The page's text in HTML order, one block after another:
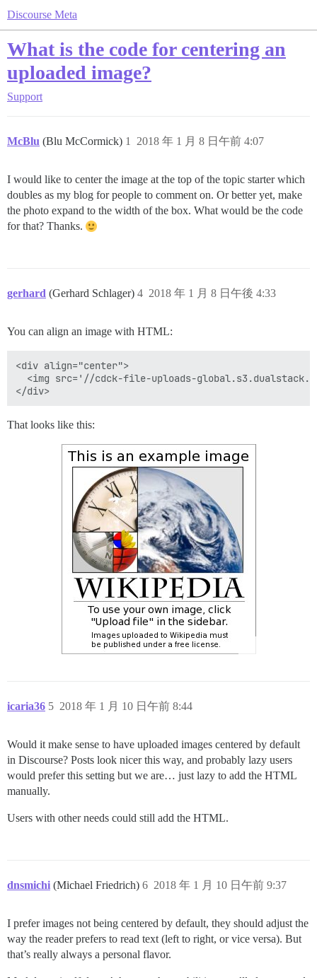
Discourse Meta
What is the code for centering an
uploaded image?
Support
McBlu (Blu McCormick) 2018 年 1 月 8 日午前 4:07
1
I would like to center the image at the top of the topic starter which
doubles as my blog for people to comment on. Or better yet, make
the photo expand to the width of the box. What would be the code
for that? Thanks.
gerhard (Gerhard Schlager) 2018 年 1 月 8 日午後 4:33
4
You can align an image with HTML:
<div align="center">
<img src='//cdck-file-uploads-
That looks like this:
icaria36 2018 年 1 月 10 日午前 8:44
5
Would it make sense to have uploaded images centered by default
in Discourse? Posts look nicer this way, and probably lazy users
would prefer this setting but we are… just lazy to add the HTML
manually.
Users with other needs could still add the HTML.
dnsmichi (Michael Friedrich) 2018 年 1 月 10 日午前 9:37
6
I prefer images not being centered by default, they should adjust the
way the reader prefers to read text (left to right, or vice versa). But
that’s really always a personal flavor.